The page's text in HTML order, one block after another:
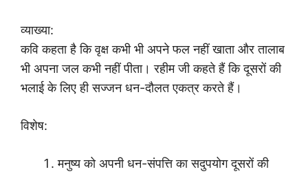
व्याख्या:
कवि कहता है कि वृक्ष कभी भी अपने फल नहीं खाता और तालाब
भी अपना जल कभी नहीं पीता। रहीम जी कहते हैं कि दूसरों की
भलाई के लिए ही सज्जन धन-दौलत एकत्र करते हैं।
विशेष:
मनुष्य को अपनी धन-संपत्ति का सदुपयोग दूसरों की